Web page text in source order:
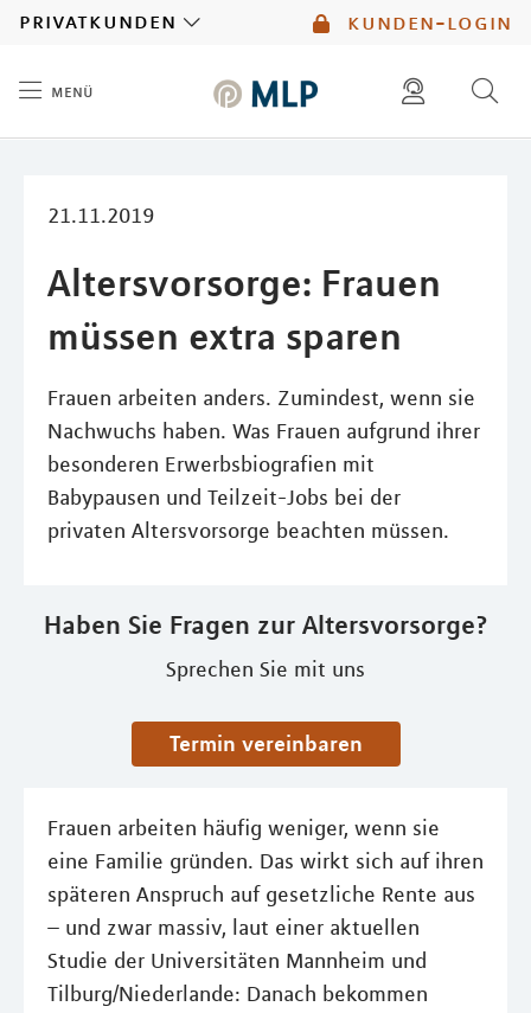
kunden-login
privatkunden
menü
21.11.2019
Altersvorsorge: Frauen
müssen extra sparen
Frauen arbeiten anders. Zumindest, wenn sie
Nachwuchs haben. Was Frauen aufgrund ihrer
besonderen Erwerbsbiografien mit
Babypausen und Teilzeit-Jobs bei der
privaten Altersvorsorge beachten müssen.
Haben Sie Fragen zur Altersvorsorge?
Sprechen Sie mit uns
Termin vereinbaren
Frauen arbeiten häufig weniger, wenn sie
eine Familie gründen. Das wirkt sich auf ihren
späteren Anspruch auf gesetzliche Rente aus
– und zwar massiv, laut einer aktuellen
Studie der Universitäten Mannheim und
Tilburg/Niederlande: Danach bekommen